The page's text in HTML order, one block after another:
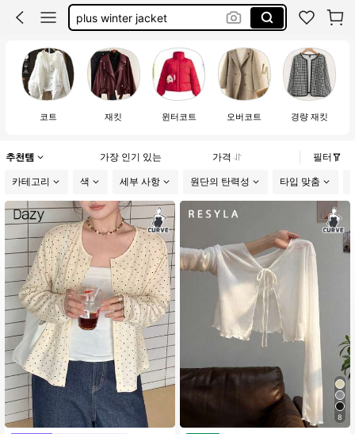
大码外套
plus size jackets winter
코트 재킷 윈터코트 오버코트 경량 재킷
추천템 가장 인기 있는 가격 필터
카테고리 색 세부 사항 원단의 탄력성 타입 맞춤
8